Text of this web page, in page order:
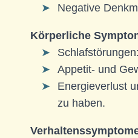
Negative
Körperliche
Appetit- und
Energieverlust
zu haben.